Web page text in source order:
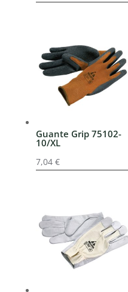
Guante Grip 75102-
10/XL
7,04 €